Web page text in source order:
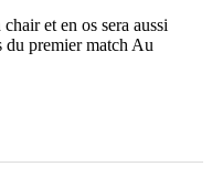
chair et en os sera aussi
du premier match Au